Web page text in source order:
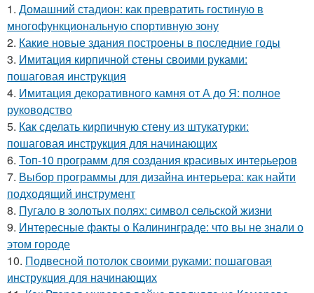
1. Домашний стадион: как превратить гостиную в
многофункциональную спортивную зону
2. Какие новые здания построены в последние годы
3. Имитация кирпичной стены своими руками:
пошаговая инструкция
4. Имитация декоративного камня от А до Я: полное
руководство
5. Как сделать кирпичную стену из штукатурки:
пошаговая инструкция для начинающих
6. Топ-10 программ для создания красивых интерьеров
7. Выбор программы для дизайна интерьера: как найти
подходящий инструмент
8. Пугало в золотых полях: символ сельской жизни
9. Интересные факты о Калининграде: что вы не знали о
этом городе
10. Подвесной потолок своими руками: пошаговая
инструкция для начинающих